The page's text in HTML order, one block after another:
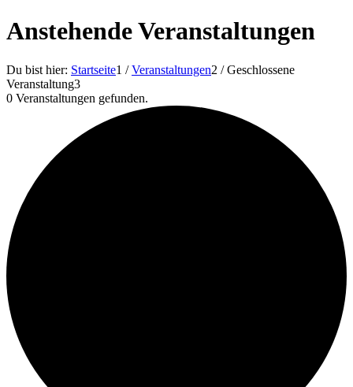
Anstehende Veranstaltungen
Du bist hier: Startseite1 / Veranstaltungen2 / Geschlossene
Veranstaltung3
0 Veranstaltungen gefunden.